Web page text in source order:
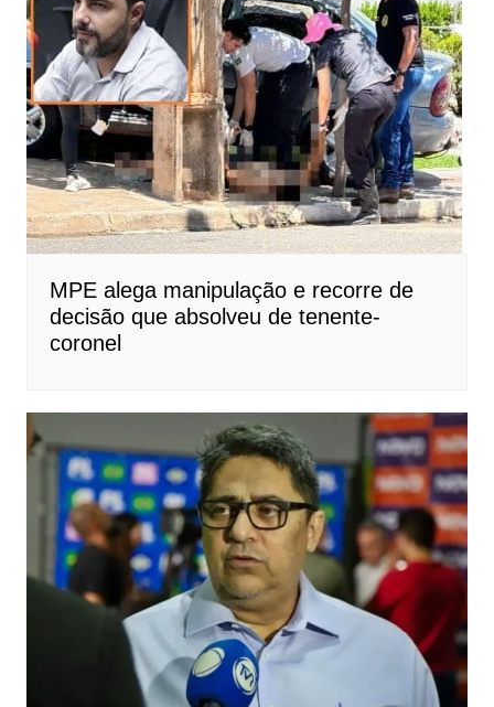
MPE alega manipulação e recorre de
decisão que absolveu de tenente-
coronel